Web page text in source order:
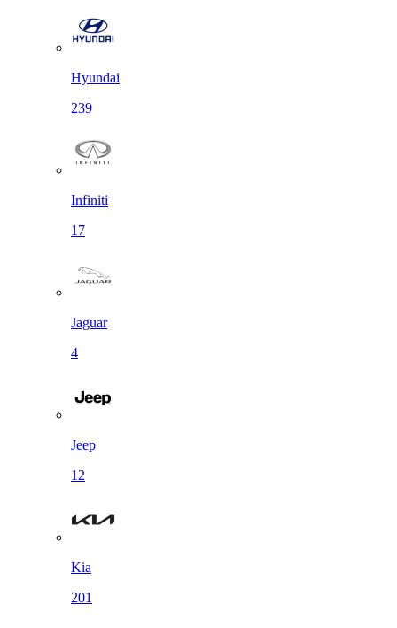
Hyundai
239
Infiniti
17
Jaguar
4
Jeep
12
Kia
201